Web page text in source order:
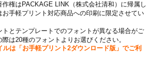
権はPACKAGE LINK（株式会社清和）に帰属し
お手軽プリント対応商品への印刷に限定させてい
トとテンプレートでのフォントが異なる場合がご
は20種のフォントよりお選びください。
は「お手軽プリント2ダウンロード版」でご利